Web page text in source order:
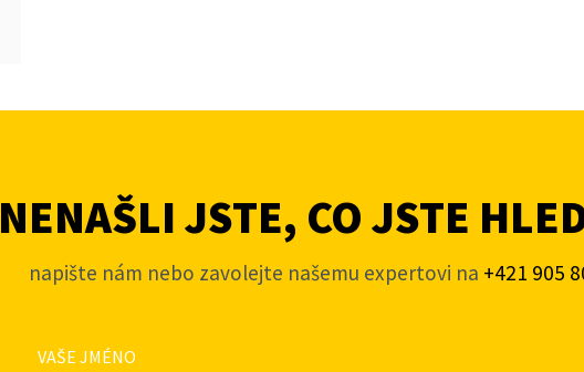
NENAŠLI JSTE, CO JSTE
napište nám nebo zavolejte našemu expertovi na +421 905
VAŠE JMÉNO